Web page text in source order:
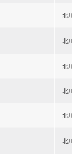
北
北
北
北
北
北